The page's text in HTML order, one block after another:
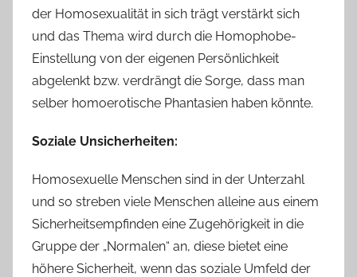
der Homosexualität in sich trägt verstärkt sich
und das Thema wird durch die Homophobe-
Einstellung von der eigenen Persönlichkeit
abgelenkt bzw. verdrängt die Sorge, dass man
selber homoerotische Phantasien haben könnte.
Soziale Unsicherheiten:
Homosexuelle Menschen sind in der Unterzahl
und so streben viele Menschen alleine aus einem
Sicherheitsempfinden eine Zugehörigkeit in die
Gruppe der „Normalen“ an, diese bietet eine
höhere Sicherheit, wenn das soziale Umfeld der